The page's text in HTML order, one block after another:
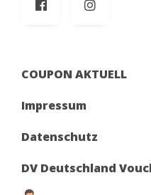
COUPON AKTUELL
Impressum
Datenschutz
DV Deutschland